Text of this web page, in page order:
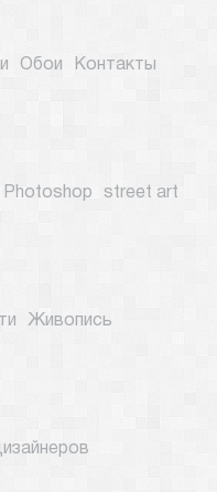
Обои Контакты
Photoshop street art
Живопись